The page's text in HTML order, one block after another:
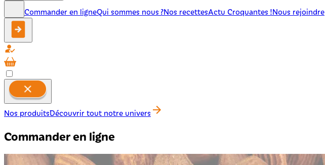
Commander en ligneQui sommes nous ?Nos recettesActu Croquantes !Nous rejoindre
Nos produitsDécouvrir tout notre univers
Commander en ligne